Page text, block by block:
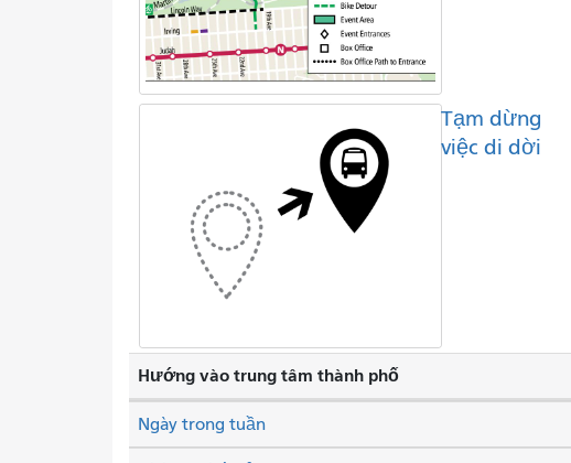
Tạm dừng
việc di dời
Hướng vào trung tâm thành phố
Ngày trong tuần